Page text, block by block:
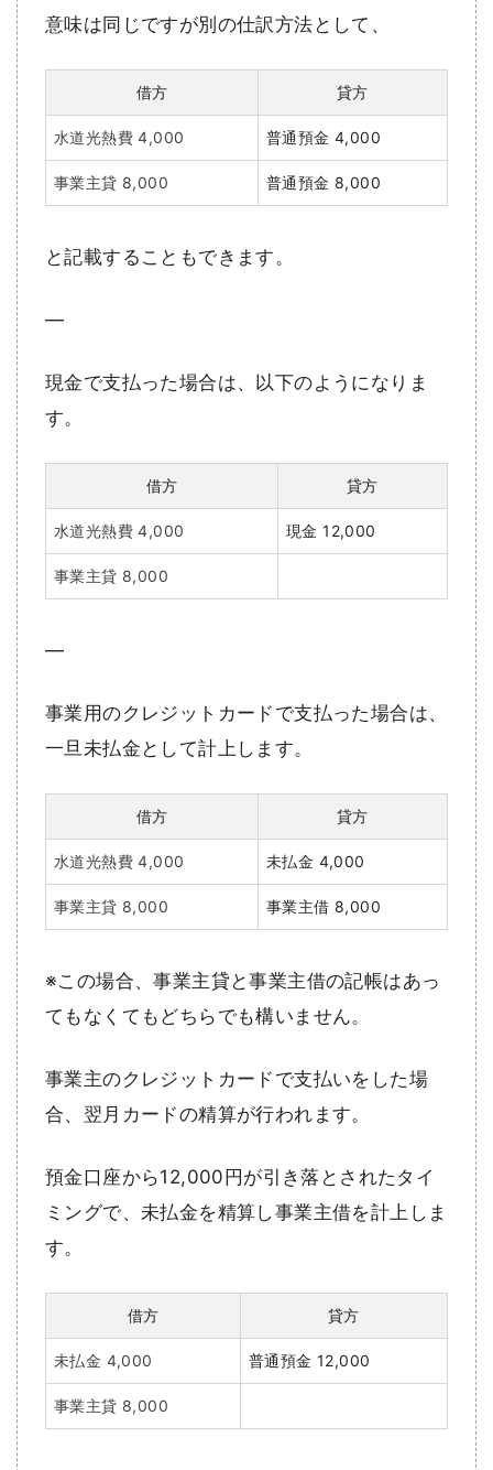
意味は同じですが別の仕訳方法として、
借方 貸方
水道光熱費 4,000 普通預金 4,000
事業主貸 8,000 普通預金 8,000
と記載することもできます。
—
現金で支払った場合は、以下のようになりま
す。
借方 貸方
水道光熱費 4,000 現金 12,000
事業主貸 8,000
—
事業用のクレジットカードで支払った場合は、
一旦未払金として計上します。
借方 貸方
水道光熱費 4,000 未払金 4,000
事業主貸 8,000 事業主借 8,000
※この場合、事業主貸と事業主借の記帳はあっ
てもなくてもどちらでも構いません。
事業主のクレジットカードで支払いをした場
合、翌月カードの精算が行われます。
預金口座から12,000円が引き落とされたタイ
ミングで、未払金を精算し事業主借を計上しま
す。
借方 貸方
未払金 4,000 普通預金 12,000
事業主貸 8,000